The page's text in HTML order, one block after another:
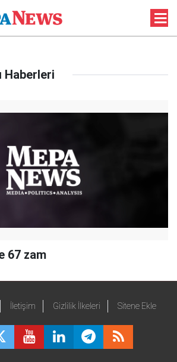
Haberleri
67 zam
İletişim Gizlilik İlkeleri Sitene Ekle